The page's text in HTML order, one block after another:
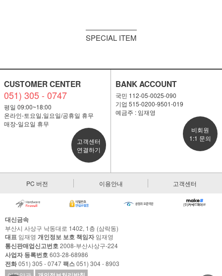
SPECIAL ITEM
CUSTOMER CENTER
051) 305 - 0747
평일 09:00~18:00
온라인-토요일,일요일/공휴일 휴무
매장-일요일 휴무
고객센터
연결하기
BANK ACCOUNT
국민 112-05-0025-090
기업 515-0200-9501-019
예금주 : 임재영
비회원
1:1 문의
PC 버전 이용안내 고객센터
대신금속
부산시 사상구 낙동대로 1402, 1층 (삼락동)
대표 임재영 개인정보 보호 책임자임재영
통신판매업신고번호2008-부산사상구-224
사업자 등록번호603-28-68986
전화051) 305 - 0747팩스051) 304 - 8903